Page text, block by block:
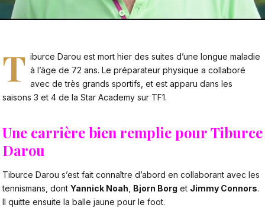
T iburce Darou est mort hier des suites d’une longue maladie
à l’âge de 72 ans. Le préparateur physique a collaboré
avec de très grands sportifs, et est apparu dans les
saisons 3 et 4 de la Star Academy sur TF1.
Une carrière bien remplie pour Tiburce
Darou
Tiburce Darou s’est fait connaître d’abord en collaborant avec les
tennismans, dont Yannick Noah Bjorn Borg et Jimmy Connors.
Il quitte ensuite la balle jaune pour le foot.